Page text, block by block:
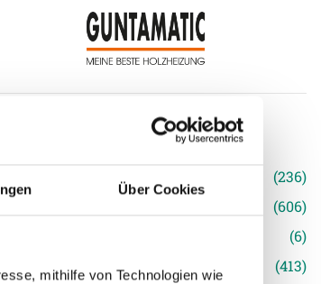
Über Cookies
mithilfe von Technologien wie
(236)
(606)
(6)
Wikinger Ried
(413)